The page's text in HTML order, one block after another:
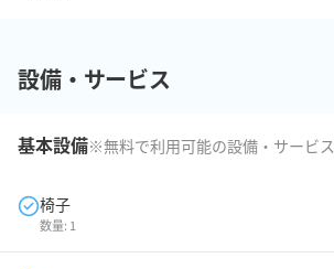
設備・サービス
基本設備※無料で利用可能の設備・サービス
椅子
数量: 1